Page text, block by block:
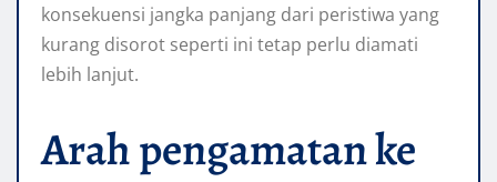
konsekuensi jangka panjang dari peristiwa yang
kurang disorot seperti ini tetap perlu diamati
lebih lanjut.
Arah pengamatan ke